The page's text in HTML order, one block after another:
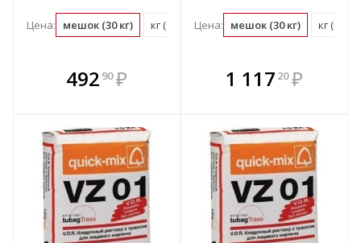
Цена: мешок (30 кг) кг (0.03 мешок)
492 90 ₽
В комплекте
всегда выгоднее!
Цена: мешок (30 кг) кг (0.03
В комплекте
всегда выгоднее!
1 117 20 ₽